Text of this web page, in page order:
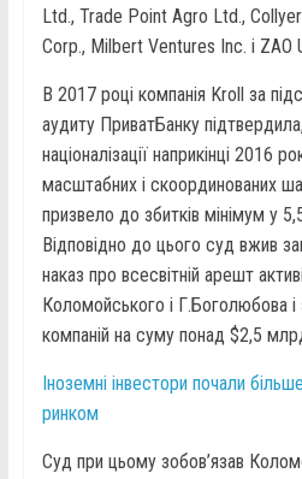
Ltd., Trade Point Agro Ltd.,
Corp., Milbert Ventures Inc. і
В 2017 році компанія Kroll за
аудиту ПриватБанку
націоналізації наприкінці 2016
масштабних і скоординованих
призвело до збитків мінімум у
Відповідно до цього суд вжив
наказ про всесвітній арешт
Коломойського і Г.Боголюбова
компаній на суму понад $2,5
Іноземні інвестори почали
ринком
Суд при цьому зобов’язав